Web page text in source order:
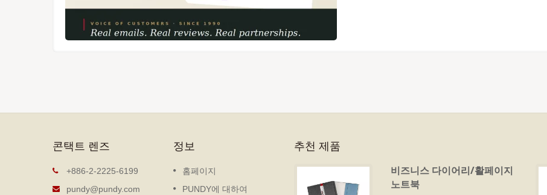
콘택트 렌즈
+886-2-2225-6199
pundy@pundy.com
정보
홈페이지
PUNDY에 대하여
추천 제품
추출식 노트북
DIY 추출식 노트북, 가볍고 휴대
비즈니스 다이어리/활페이지
노트북